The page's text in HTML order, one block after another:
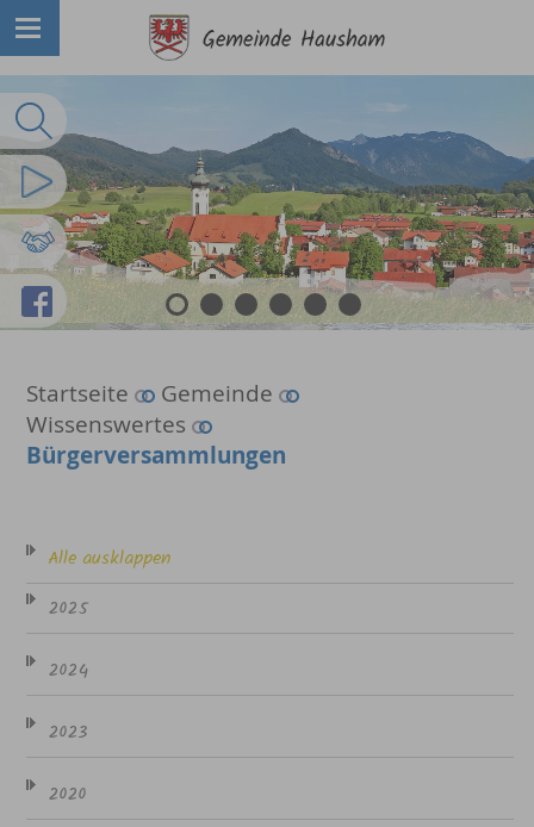
1 2 3 4 5 6
Imagefilm
Partnergemeinden
Facebook
Startseite
Gemeinde
Wissenswertes
Bürgerversammlungen
Alle ausklappen
2025
2024
2023
2020